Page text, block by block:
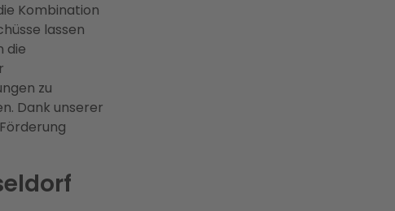
Kombination
lassen
die
zu
Dank unserer